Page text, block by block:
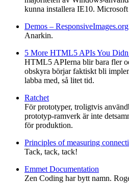
kunna installera IE10.
Demos – ResponsiveImages.org
Anarkin.
5 More HTML5 APIs You
HTML5 APIerna blir bara fler
obskyra börjar faktiskt bli
labba med, så litet tid.
Ratchet
För prototyper, troligtvis
prototyp-ramverk är inte
för produktion.
Principles of measuring
Tack, tack, tack!
Emmet Documentation
Zen Coding har bytt namn.